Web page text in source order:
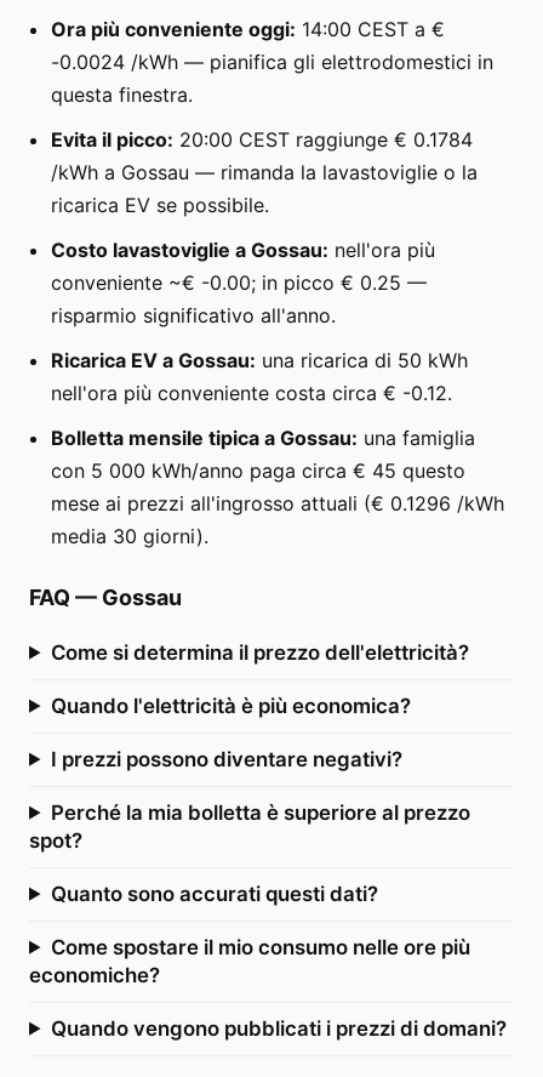
Ora più conveniente oggi: 14:00 CEST a €
-0.0024 /kWh — pianifica gli elettrodomestici in
questa finestra.
Evita il picco: 20:00 CEST raggiunge € 0.1784
/kWh a Gossau — rimanda la lavastoviglie o la
ricarica EV se possibile.
Costo lavastoviglie a Gossau: nell'ora più
conveniente ~€ -0.00; in picco € 0.25 —
risparmio significativo all'anno.
Ricarica EV a Gossau: una ricarica di 50 kWh
nell'ora più conveniente costa circa € -0.12.
Bolletta mensile tipica a Gossau: una famiglia
con 5 000 kWh/anno paga circa € 45 questo
mese ai prezzi all'ingrosso attuali (€ 0.1296 /kWh
media 30 giorni).
FAQ — Gossau
Come si determina il prezzo dell'elettricità?
Quando l'elettricità è più economica?
I prezzi possono diventare negativi?
Perché la mia bolletta è superiore al prezzo
spot?
Quanto sono accurati questi dati?
Come spostare il mio consumo nelle ore più
economiche?
Quando vengono pubblicati i prezzi di domani?